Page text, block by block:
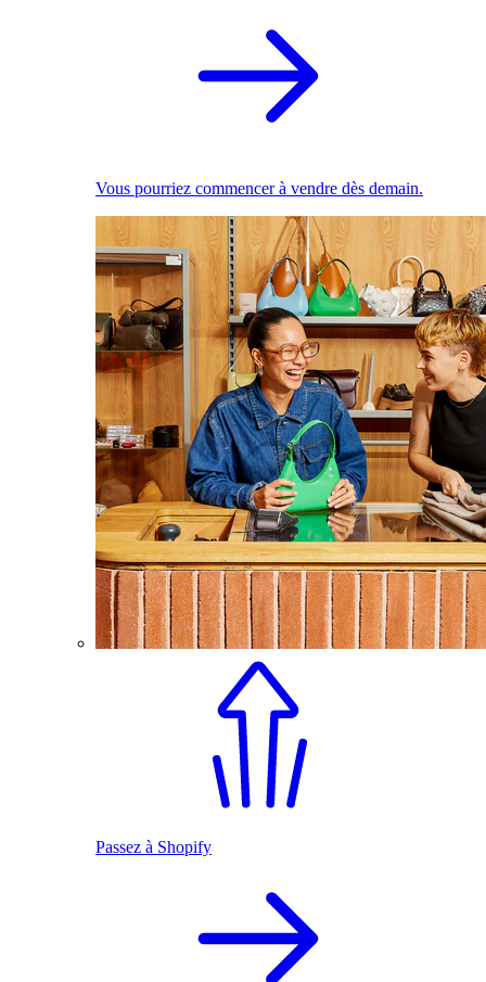
Vous pourriez commencer à vendre dès demain.
Passez à Shopify